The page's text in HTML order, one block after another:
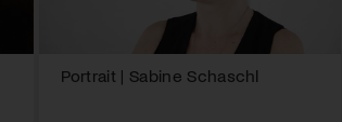
Portrait | Sabine Schaschl